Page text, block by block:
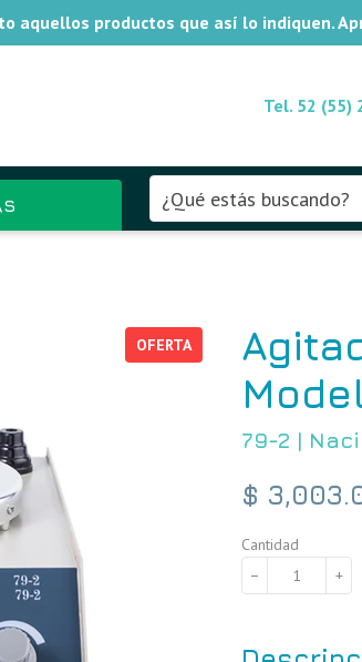
aquellos productos que así lo indiquen.
Tel. 52 (55)
OFERTA
79-2 |
Precio
habitual
$
Cantidad
−
+